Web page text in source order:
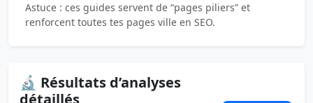
Astuce : ces guides servent de “pages piliers” et
renforcent toutes tes pages ville en SEO.
🔬 Résultats d’analyses